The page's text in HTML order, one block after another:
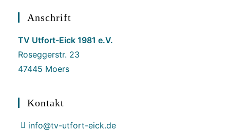
Anschrift
TV Utfort-Eick 1981 e.V.
Roseggerstr. 23
47445 Moers
Kontakt
info@tv-utfort-eick.de